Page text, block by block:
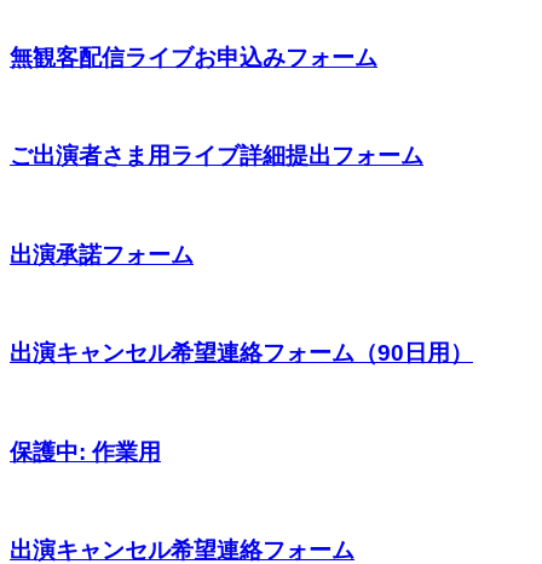
無観客配信ライブお申込みフォーム
ご出演者さま用ライブ詳細提出フォーム
出演承諾フォーム
出演キャンセル希望連絡フォーム（90日用）
保護中: 作業用
出演キャンセル希望連絡フォーム